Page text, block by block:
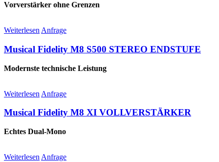
Vorverstärker ohne Grenzen
Weiterlesen Anfrage
Musical Fidelity M8 S500 STEREO ENDSTUFE
Modernste technische Leistung
Weiterlesen Anfrage
Musical Fidelity M8 XI VOLLVERSTÄRKER
Echtes Dual-Mono
Weiterlesen Anfrage